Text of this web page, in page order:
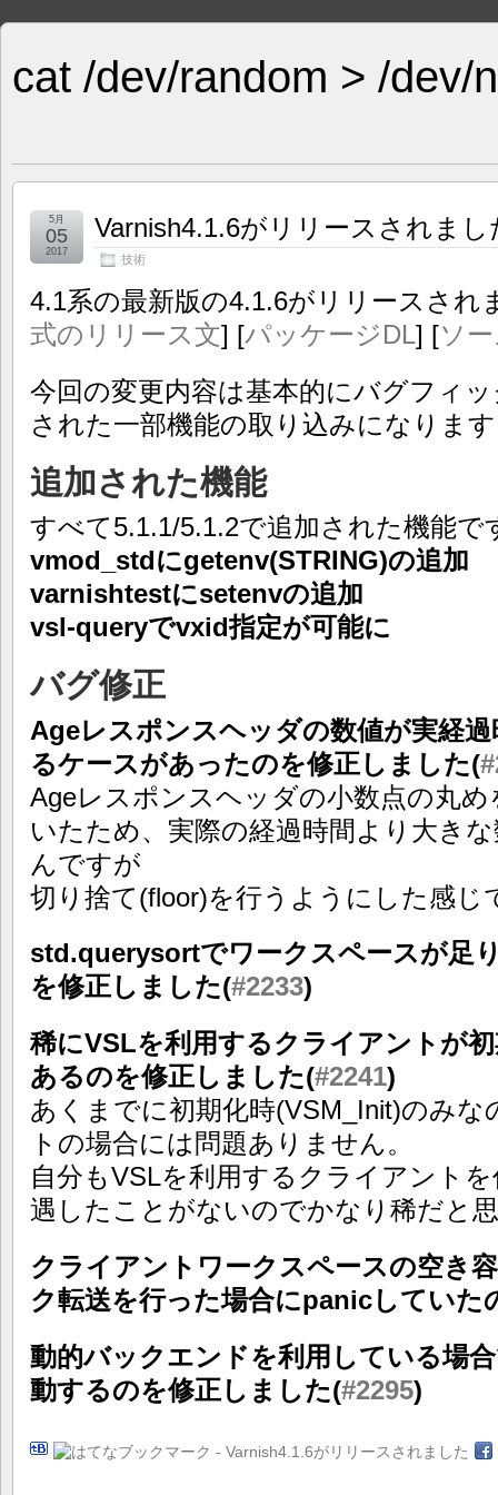
cat /dev/random > /dev/
Varnish4.1.6がリリースされまし
技術
5月
05
2017
4.1系の最新版の4.1.6がリリースされ
式のリリース文] [パッケージDL] [ソ
今回の変更内容は基本的にバグフィ
された一部機能の取り込みになりま
追加された機能
すべて5.1.1/5.1.2で追加された機能で
vmod_stdにgetenv(STRING)の追加
varnishtestにsetenvの追加
vsl-queryでvxid指定が可能に
バグ修正
Ageレスポンスヘッダの数値が実経
るケースがあったのを修正しました(
Ageレスポンスヘッダの小数点の丸
いたため、実際の経過時間より大き
んですが
切り捨て(floor)を行うようにした感じ
std.querysortでワークスペースが足
を修正しました(#2233)
稀にVSLを利用するクライアントが
あるのを修正しました(#2241)
あくまでに初期化時(VSM_Init)のみ
トの場合には問題ありません。
自分もVSLを利用するクライアント
遇したことがないのでかなり稀だと
クライアントワークスペースの空き
ク転送を行った場合にpanicしていた
動的バックエンドを利用している場
動するのを修正しました(#2295)